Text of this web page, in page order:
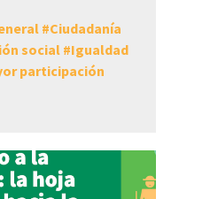
#Ciudadanía
social#Igualdad
participación